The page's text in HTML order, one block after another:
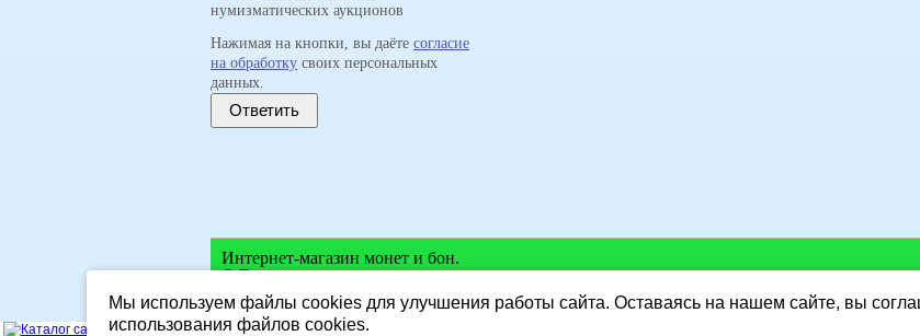
нумизматических аукционов
Нажимая на кнопки, вы даёте согласие
на обработку своих персональных
данных.
Ответить
Интернет-магазин монет и бон.
© Все права защищены.
Мы используем файлы cookies для улучшения работы сайта. Оставаясь на нашем сайте, вы
использования файлов cookies.